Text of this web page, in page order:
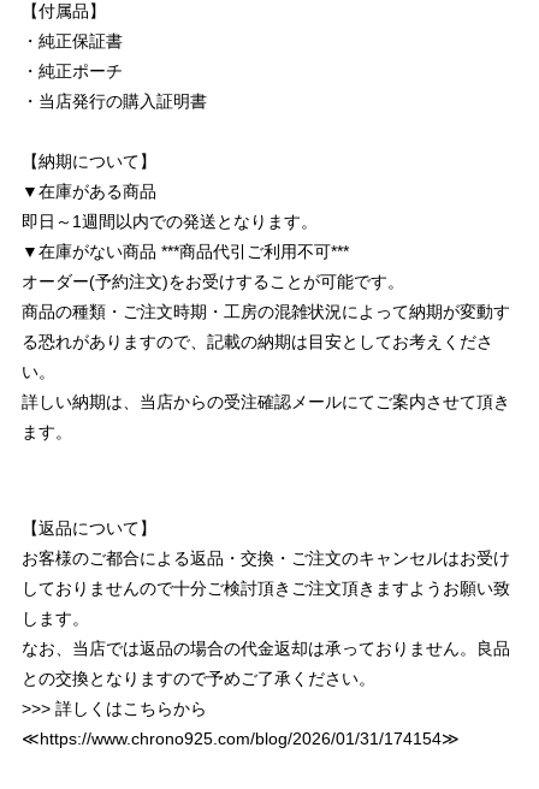
【付属品】
・純正保証書
・純正ポーチ
・当店発行の購入証明書
【納期について】
▼在庫がある商品
即日～1週間以内での発送となります。
▼在庫がない商品 ***商品代引ご利用不可***
オーダー(予約注文)をお受けすることが可能です。
商品の種類・ご注文時期・工房の混雑状況によって納期が変動す
る恐れがありますので、記載の納期は目安としてお考えくださ
い。
詳しい納期は、当店からの受注確認メールにてご案内させて頂き
ます。
【返品について】
お客様のご都合による返品・交換・ご注文のキャンセルはお受け
しておりませんので十分ご検討頂きご注文頂きますようお願い致
します。
なお、当店では返品の場合の代金返却は承っておりません。良品
との交換となりますので予めご了承ください。
>>> 詳しくはこちらから
≪https://www.chrono925.com/blog/2026/01/31/174154≫